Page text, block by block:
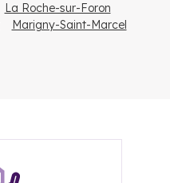
La Roche-sur-Foron
Marigny-Saint-Marcel